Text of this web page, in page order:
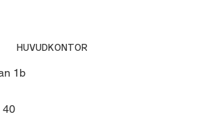
HUVUDKONTOR
1b
40